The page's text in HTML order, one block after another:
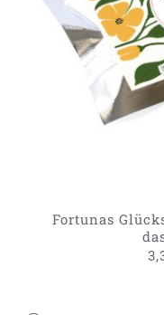
DETAILS
Fortunas